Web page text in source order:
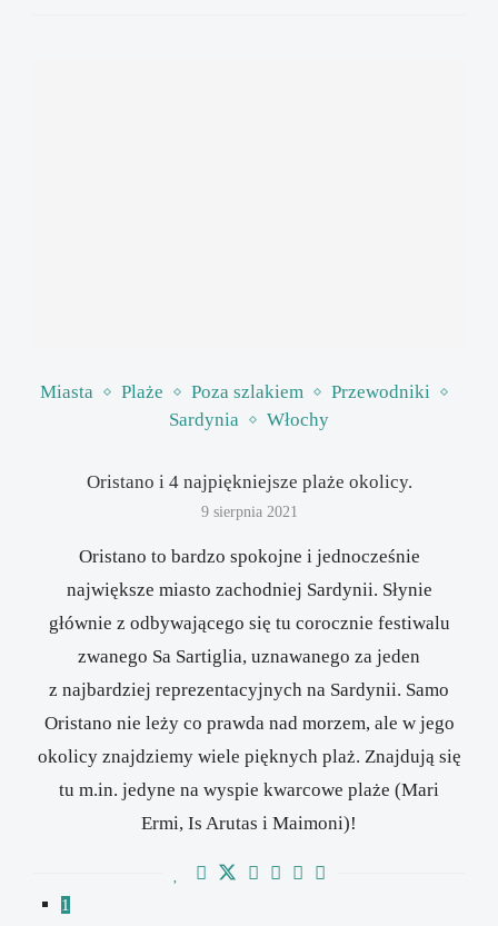
Miasta Plaże Poza szlakiem
Przewodniki
Sardynia
Włochy
Oristano i 4 najpiękniejsze plaże okolicy.
9 sierpnia 2021
Oristano to bardzo spokojne i jednocześnie
największe miasto zachodniej Sardynii. Słynie
głównie z odbywającego się tu corocznie festiwalu
zwanego Sa Sartiglia, uznawanego za jeden
z najbardziej reprezentacyjnych na Sardynii. Samo
Oristano nie leży co prawda nad morzem, ale w jego
okolicy znajdziemy wiele pięknych plaż. Znajdują się
tu m.in. jedyne na wyspie kwarcowe plaże (Mari
Ermi, Is Arutas i Maimoni)!
1